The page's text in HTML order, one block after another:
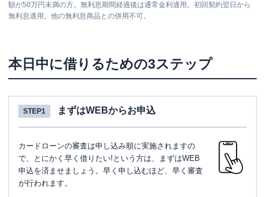
額が50万円未満の方。無利息期間経過後は通常金利適用。初回契約翌日から
無利息適用。他の無利息商品との併用不可。
本日中に借りるための3ステップ
STEP1 まずはWEBからお申込
カードローンの審査は申し込み順に実施されますの
で、とにかく早く借りたい!という方は、まずはWEB
申込を済ませましょう。早く申し込むほど、早く審査
が行われます。